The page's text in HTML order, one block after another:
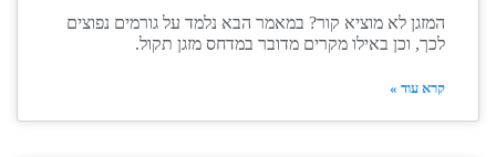
המזגן לא מוציא קור? במאמר הבא נלמד על גורמים נפוצים
לכך, וכן באילו מקרים מדובר במדחס מזגן תקול.
קרא עוד »